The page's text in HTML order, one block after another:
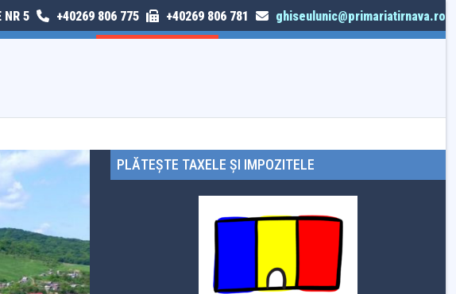
NR 5 +40269 806 775 +40269 806 781 ghiseulunic@primariatirnava.ro
PLĂTEȘTE TAXELE ȘI IMPOZITELE